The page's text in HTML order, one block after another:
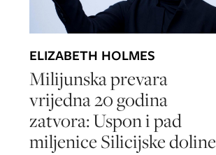
ELIZABETH HOLMES
Milijunska prevara
vrijedna 20 godina
zatvora: Uspon i pad
miljenice Silicijske doline